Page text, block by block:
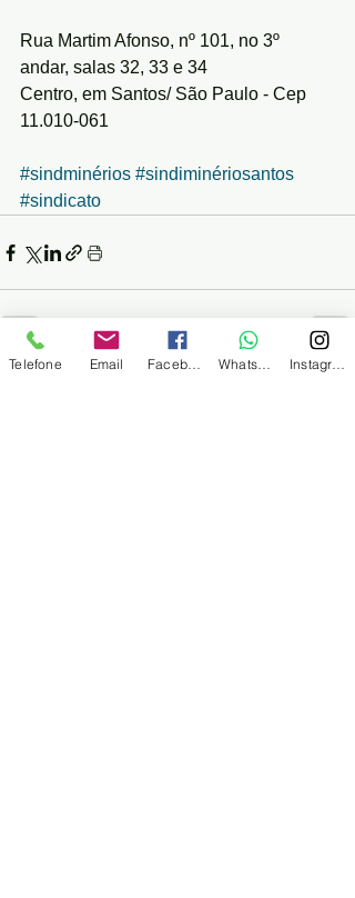
Rua Martim Afonso, nº 101, no 3º
andar, salas 32, 33 e 34
Centro, em Santos/ São Paulo - Cep
11.010-061
#sindminérios #sindiminériosantos
#sindicato
Ver tudo
Telefone Email